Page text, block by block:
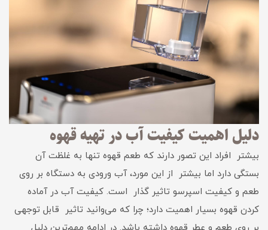
دلیل اهمیت کیفیت آب در تهیه قهوه
بیشتر افراد این تصور دارند که طعم قهوه تنها به غلظت آن
بستگی دارد اما بیشتر از این مورد، آب ورودی به دستگاه بر روی
طعم و کیفیت اسپرسو تاثیر گذار است. کیفیت آب در آماده
کردن قهوه بسیار اهمیت دارد؛ چرا که می‌وانید تاثیر قابل توجهی